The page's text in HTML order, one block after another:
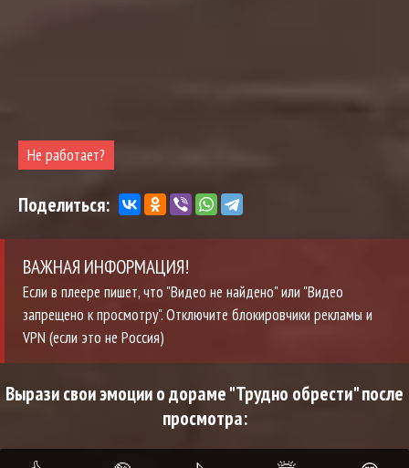
Не работает?
Поделиться:
ВАЖНАЯ ИНФОРМАЦИЯ!
Если в плеере пишет, что "Видео не найдено" или "Видео
запрещено к просмотру". Отключите блокировчики рекламы и
VPN (если это не Россия)
Вырази свои эмоции о дораме "Трудно обрести" после
просмотра: